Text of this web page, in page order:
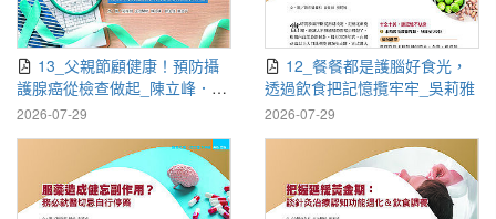
護腺癌從檢查做起_陳立峰．黃
志平
2026-07-29
透過飲食把記憶攬牢牢_吳莉雅
2026-07-29